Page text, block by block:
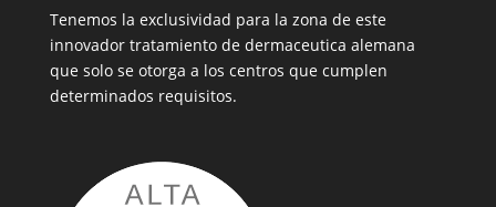
Tenemos la exclusividad para la zona de este
innovador tratamiento de dermaceutica alemana
que solo se otorga a los centros que cumplen
determinados requisitos.